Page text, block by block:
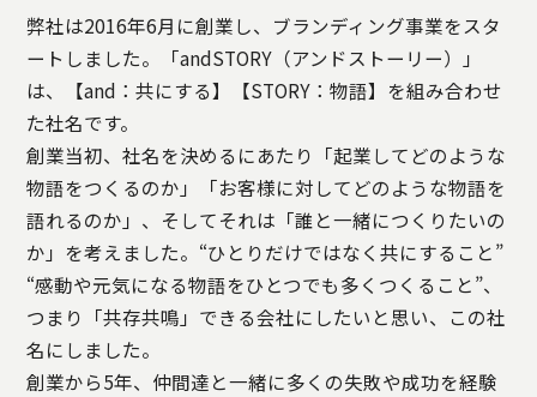
US
OTHERS
PRIVACY
POLICY
SECURITY
POLICY
特定商取引
に基づく表
記
弊社は2016年6月に創業し、ブランディング事業をスタ
ートしました。「andSTORY（アンドストーリー）」
は、【and：共にする】【STORY：物語】を組み合わせ
た社名です。
創業当初、社名を決めるにあたり「起業してどのような
物語をつくるのか」「お客様に対してどのような物語を
語れるのか」、そしてそれは「誰と一緒につくりたいの
か」を考えました。“ひとりだけではなく共にすること”
“感動や元気になる物語をひとつでも多くつくること”、
つまり「共存共鳴」できる会社にしたいと思い、この社
名にしました。
創業から5年、仲間達と一緒に多くの失敗や成功を経験